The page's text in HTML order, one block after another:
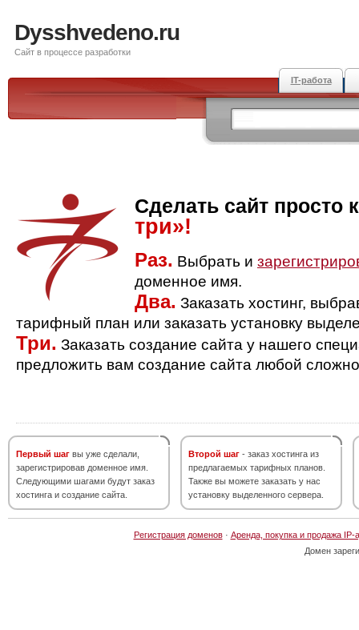
Dysshvedeno.ru
Сайт в процессе разработки
IT-работа
Сделать сайт просто
три»!
Раз. Выбрать и
доменное имя.
Два. Заказать хостинг,
тарифный план или заказать установку
Три. Заказать создание сайта у нашего
предложить вам создание сайта любой
Первый шаг вы уже сделали,
зарегистрировав доменное имя.
Следующими шагами будут заказ
хостинга и создание сайта.
Второй шаг - заказ хостинга из
предлагаемых тарифных планов.
Также вы можете заказать у нас
установку выделенного сервера.
Регистрация доменов· Аренда, покупка и продажа IP-
Домен